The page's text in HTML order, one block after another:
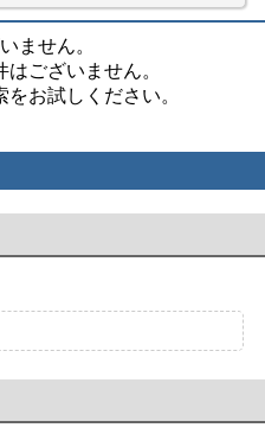
ません。
ございません。
お試しください。